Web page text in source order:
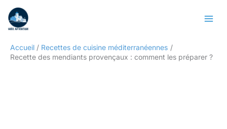
contenu
Accueil
Recettes de cuisine méditerranéennes
Recette des mendiants provençaux : comment les préparer ?
Rechercher